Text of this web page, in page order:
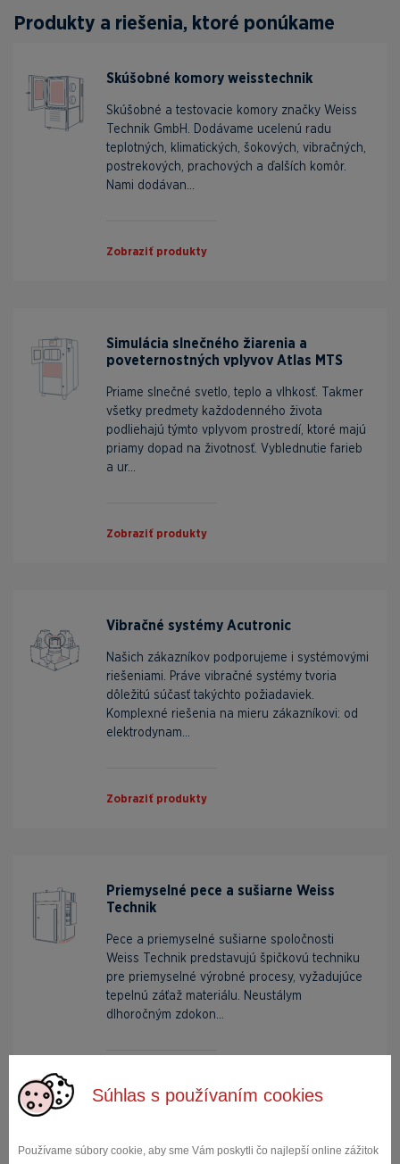
Súhlas s používaním cookies
Používame súbory cookie, aby sme Vám poskytli čo najlepší online zážitok
Produkty a riešenia, ktoré ponúkame
Skúšobné komory weisstechnik
Skúšobné a testovacie komory značky Weiss
Technik GmbH. Dodávame ucelenú radu
teplotných, klimatických, šokových, vibračných,
postrekových, prachových a ďalších komôr.
Nami dodávan...
Zobraziť produkty
Simulácia slnečného žiarenia a
poveternostných vplyvov Atlas MTS
Priame slnečné svetlo, teplo a vlhkosť. Takmer
všetky predmety každodenného života
podliehajú týmto vplyvom prostredí, ktoré majú
priamy dopad na životnosť. Vyblednutie farieb
a ur...
Zobraziť produkty
Vibračné systémy Acutronic
Našich zákazníkov podporujeme i systémovými
riešeniami. Práve vibračné systémy tvoria
dôležitú súčasť takýchto požiadaviek.
Komplexné riešenia na mieru zákazníkovi: od
elektrodynam...
Zobraziť produkty
Priemyselné pece a sušiarne Weiss
Technik
Pece a priemyselné sušiarne spoločnosti
Weiss Technik predstavujú špičkovú techniku
pre priemyselné výrobné procesy, vyžadujúce
tepelnú záťaž materiálu. Neustálym
dlhoročným zdokon...
Všetky kategórie